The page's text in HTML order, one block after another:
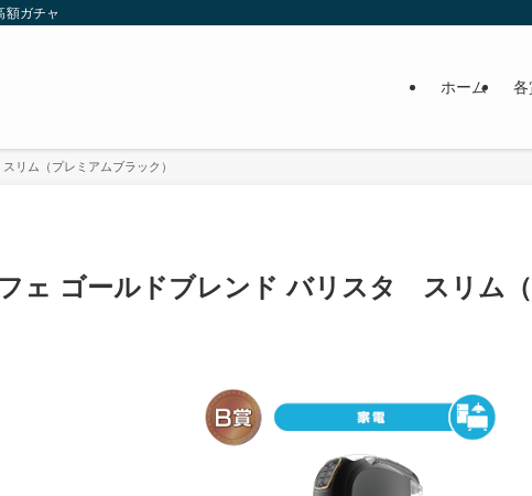
額ガチャ
ホーム 各
リム（プレミアムブラック）
ェ ゴールドブレンド バリスタ スリム（